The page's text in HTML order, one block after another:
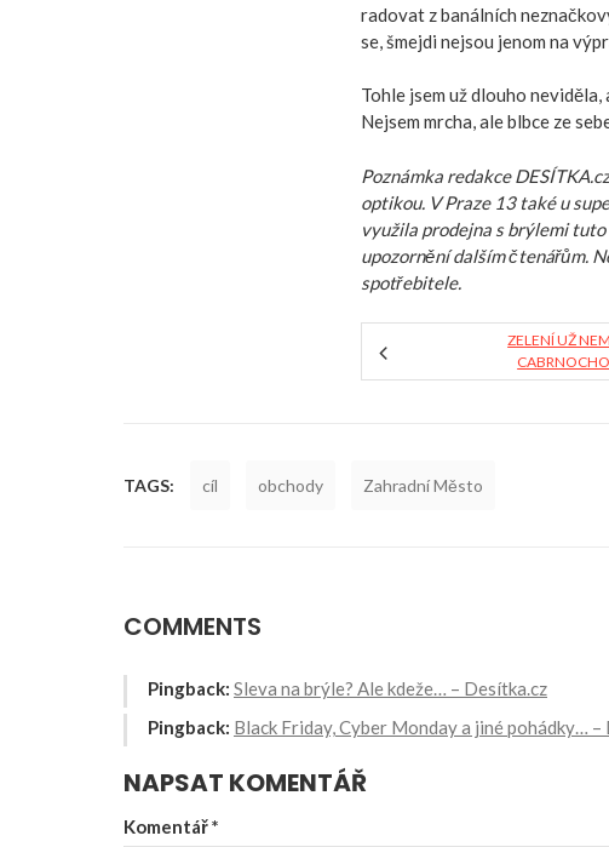
radovat z banálních
se, šmejdi nejsou jenom na
Tohle jsem už dlouho
Nejsem mrcha, ale blbce ze
Poznámka redakce
optikou. V Praze 13 také u
využila prodejna s brýlemi
upozornění dalším čtenářům.
spotřebitele.
ZELENÍ UŽ
TAGS: cíl obchody Zahradní Město
COMMENTS
Pingback: Sleva na brýle? Ale kdeže… – Desítka.cz
Pingback: Black Friday, Cyber Monday a jiné pohádky… –
NAPSAT KOMENTÁŘ
Komentář*